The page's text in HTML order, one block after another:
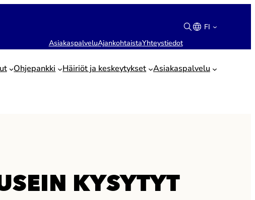
AsiakaspalveluAjankohtaistaYhteystiedot
FI
Suomi
English
Ohjepankki Häiriöt ja keskeytykset Asiakaspalvelu
KYSYTYT